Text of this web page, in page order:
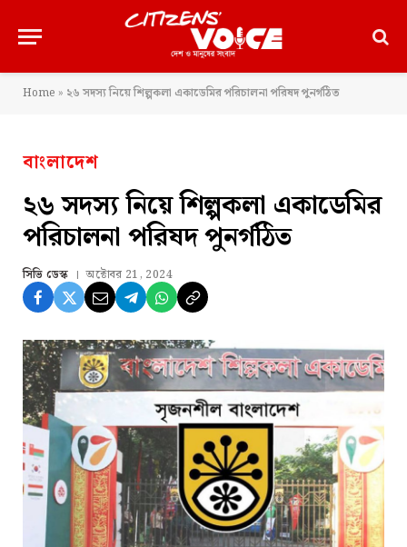
Home » ২৬ সদস্য নিয়ে শিল্পকলা একাডেমির পরিচালনা পরিষদ পুনর্গঠিত
বাংলাদেশ
২৬ সদস্য নিয়ে শিল্পকলা একাডেমির
পরিচালনা পরিষদ পুনর্গঠিত
সিভি ডেস্ক অক্টোবর 21, 2024